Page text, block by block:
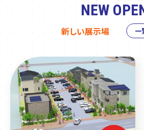
NEW
新しい展示場 一